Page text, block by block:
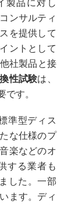
製品に対し
ンサルティ
を提供して
ントとして
社製品と接
性試験は、
です。
準型ディス
な仕様のプ
楽などのオ
する業者も
した。一部
ます。ディ